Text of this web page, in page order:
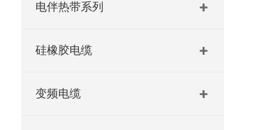
电伴热带系列
硅橡胶电缆
变频电缆